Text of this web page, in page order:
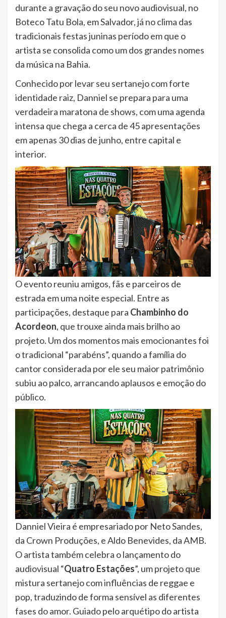
durante a gravação do seu novo audiovisual, no
Boteco Tatu Bola, em Salvador, já no clima das
tradicionais festas juninas período em que o
artista se consolida como um dos grandes nomes
da música na Bahia.
Conhecido por levar seu sertanejo com forte
identidade raiz, Danniel se prepara para uma
verdadeira maratona de shows, com uma agenda
intensa que chega a cerca de 45 apresentações
em apenas 30 dias de junho, entre capital e
interior.
O evento reuniu amigos, fãs e parceiros de
estrada em uma noite especial. Entre as
participações, destaque para Chambinho do
Acordeon, que trouxe ainda mais brilho ao
projeto. Um dos momentos mais emocionantes foi
o tradicional “parabéns”, quando a família do
cantor considerada por ele seu maior patrimônio
subiu ao palco, arrancando aplausos e emoção do
público.
Danniel Vieira é empresariado por Neto Sandes,
da Crown Produções, e Aldo Benevides, da AMB.
O artista também celebra o lançamento do
audiovisual “Quatro Estações”, um projeto que
mistura sertanejo com influências de reggae e
pop, traduzindo de forma sensível as diferentes
fases do amor. Guiado pelo arquétipo do artista